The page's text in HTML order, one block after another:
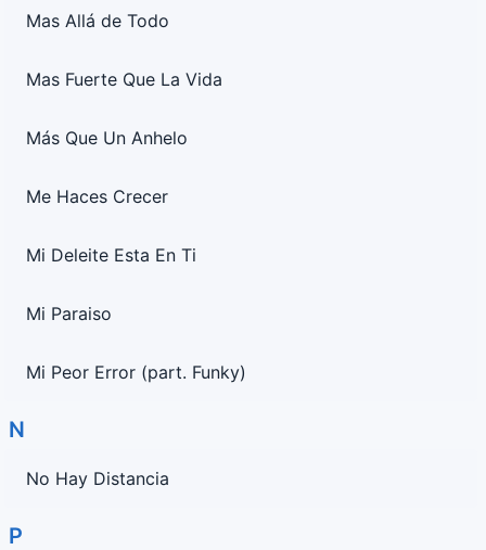
Mas Allá de Todo
Mas Fuerte Que La Vida
Más Que Un Anhelo
Me Haces Crecer
Mi Deleite Esta En Ti
Mi Paraiso
Mi Peor Error (part. Funky)
N
No Hay Distancia
P